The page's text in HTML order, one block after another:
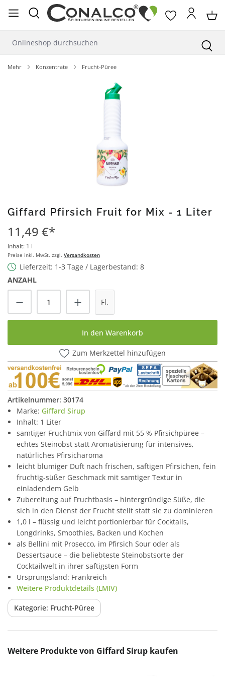
springen
Mehr Konzentrate Frucht-Püree
Giffard Pfirsich Fruit for Mix - 1 Liter
11,49 €*
Inhalt: 1 l
Preise inkl. MwSt. zzgl. Versandkosten
Lieferzeit: 1-3 Tage / Lagerbestand: 8
ANZAHL
Produkt Anzahl: Gib den gewünschten
Fl.
In den Warenkorb
Zum Merkzettel hinzufügen
Artikelnummer: 30174
Marke: Giffard Sirup
Inhalt: 1 Liter
samtiger Fruchtmix von Giffard mit 55 % Pfirsichpüree –
echtes Steinobst statt Aromatisierung für intensives,
natürliches Pfirsicharoma
leicht blumiger Duft nach frischen, saftigen Pfirsichen, fein
fruchtig-süßer Geschmack mit samtiger Textur in
einladendem Gelb
Zubereitung auf Fruchtbasis – hintergründige Süße, die
sich in den Dienst der Frucht stellt statt sie zu dominieren
1,0 l – flüssig und leicht portionierbar für Cocktails,
Longdrinks, Smoothies, Backen und Kochen
als Bellini mit Prosecco, im Pfirsich Sour oder als
Dessertsauce – die beliebteste Steinobstsorte der
Cocktailwelt in ihrer saftigsten Form
Ursprungsland: Frankreich
Weitere Produktdetails (LMIV)
Kategorie: Frucht-Püree
Produktgalerie überspringen
Weitere Produkte von Giffard Sirup kaufen